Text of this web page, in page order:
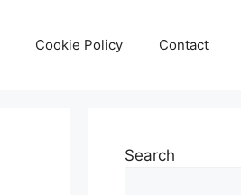
Cookie Policy Contact
Search